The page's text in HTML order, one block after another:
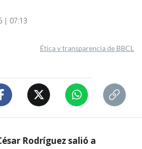
| 07:13
Ética y transparencia de BBCL
Rodríguez salió a